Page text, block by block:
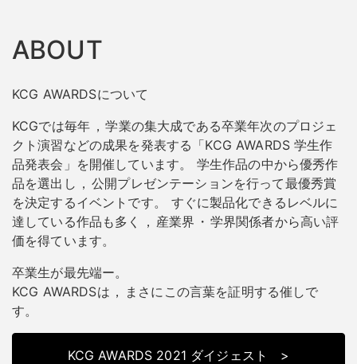
ABOUT
KCG AWARDSについて
KCGでは毎年 ， 学業の集大成である卒業年次のプロジェ
クト演習などの成果を発表する「KCG AWARDS 学生作
品発表会」を開催しています。
学生作品の中から優秀作
品を選出し ， 公開プレゼンテーションを行って最優秀賞
を決定するイベントです。
すぐに製品化できるレベルに
達している作品も多く
， 産業界 ・ 学界関係者から高い評
価を得ています。
卒業生が最先端ー。
KCG AWARDSは ， まさにこの言葉を証明する催しで
す。
KCG AWARDS 2021 ダイジェスト >